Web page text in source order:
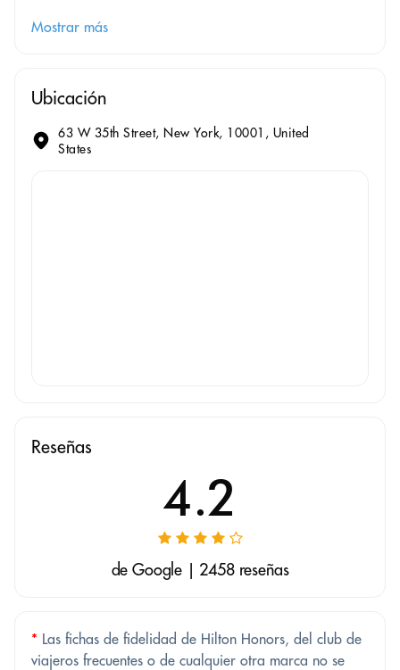
Mostrar más
Ubicación
63 W 35th Street, New York, 10001, United
States
Reseñas
4.2
de Google | 2458 reseñas
* Las fichas de fidelidad de Hilton Honors, del club de
viajeros frecuentes o de cualquier otra marca no se